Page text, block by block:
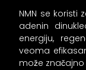
NMN se koristi
adenin
energiju,
veoma
može